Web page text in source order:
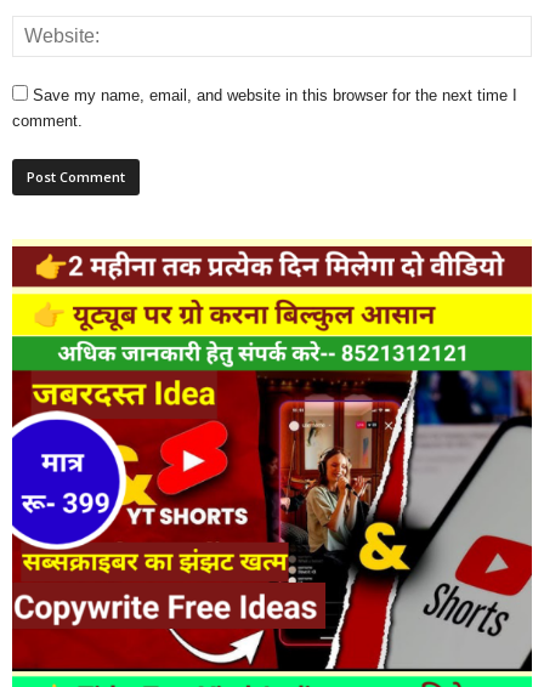
Save my name, email, and website in this browser for the next time I
comment.